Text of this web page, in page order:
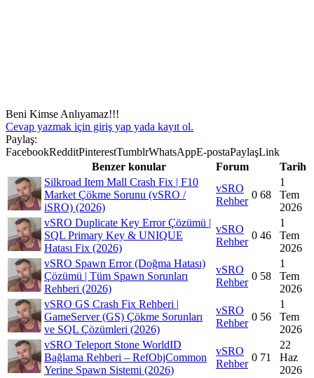
Beni Kimse Anlıyamaz!!!
Cevap yazmak için giriş yap yada kayıt ol.
Paylaş:
FacebookRedditPinterestTumblrWhatsAppE-postaPaylaşLink
Benzer konular
Forum
Tarih
Silkroad Item Mall Crash Fix | F10
Market Çökme Sorunu (vSRO /
iSRO) (2026)
vSRO
Rehber
0 68
1
Tem
2026
vSRO Duplicate Key Error Çözümü |
SQL Primary Key & UNIQUE
Hatası Fix (2026)
vSRO
Rehber
0 46
1
Tem
2026
vSRO Spawn Error (Doğma Hatası)
Çözümü | Tüm Spawn Sorunları
Rehberi (2026)
vSRO
Rehber
0 58
1
Tem
2026
vSRO GS Crash Fix Rehberi |
GameServer (GS) Çökme Sorunları
ve SQL Çözümleri (2026)
vSRO
Rehber
0 56
1
Tem
2026
vSRO Teleport Stone WorldID
Bağlama Rehberi – RefObjCommon
Yerine Spawn Sistemi (2026)
vSRO
Rehber
0 71
22
Haz
2026